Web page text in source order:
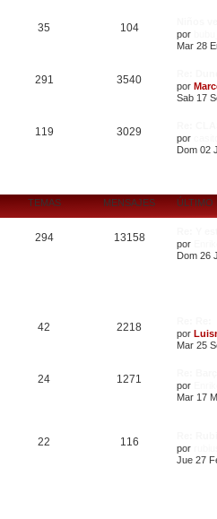
35 104
por
Mar 28
291 3540
por
Sab 17
119 3029
por
Dom 02
TEMAS MENSAJES ÚLTIMO
294 13158
por
Dom 26
42 2218
por
Mar 25
24 1271
por
Mar 17
22 116
por
Jue 27